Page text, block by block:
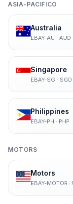
ASIA-PACIFICO
Australia
EBAY-AU · AUD
Singapore
EBAY-SG · SGD
Philippines
EBAY-PH · PHP
MOTORS
Motors
EBAY-MOTOR ·